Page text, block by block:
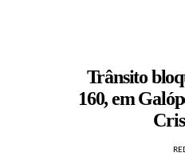
Trânsito
160, em